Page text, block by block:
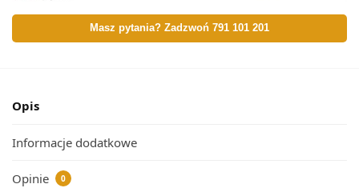
Masz pytania? Zadzwoń 791 101 201
Opis
Informacje dodatkowe
Opinie 0